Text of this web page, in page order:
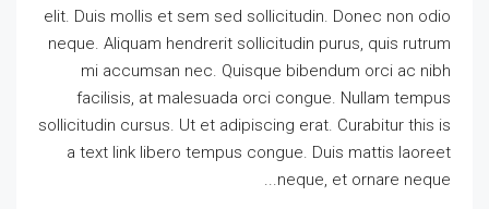
elit. Duis mollis et sem sed sollicitudin. Donec non odio
neque. Aliquam hendrerit sollicitudin purus, quis rutrum
mi accumsan nec. Quisque bibendum orci ac nibh
facilisis, at malesuada orci congue. Nullam tempus
sollicitudin cursus. Ut et adipiscing erat. Curabitur this is
a text link libero tempus congue. Duis mattis laoreet
neque, et ornare neque...